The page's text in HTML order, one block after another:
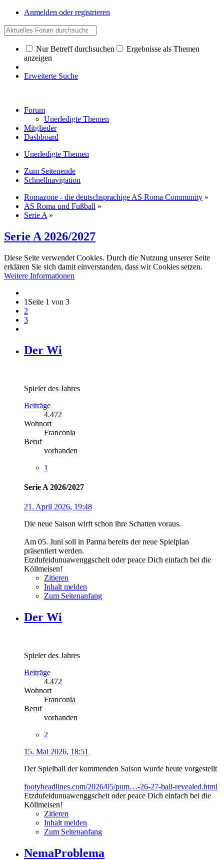
Anmelden oder registrieren
Nur Betreff durchsuchen
Ergebnisse als Themen
anzeigen
Erweiterte Suche
Forum
Unerledigte Themen
Mitglieder
Dashboard
Unerledigte Themen
Zum Seitenende
Schnellnavigation
Romazone - die deutschsprachige AS Roma Community »
AS Roma und Fußball »
Serie A »
Serie A 2026/2027
Diese Seite verwendet Cookies. Durch die Nutzung unserer Seite
erklären Sie sich damit einverstanden, dass wir Cookies setzen.
Weitere Informationen
1 Seite 1 von 3
2
3
Der Wi
Spieler des Jahres
Beiträge
4.472
Wohnort
Franconia
Beruf
vorhanden
1
Serie A 2026/2027
21. April 2026, 19:48
Die neue Saison wirft schon ihre Schatten voraus.
Am 05. Juni soll in Parma bereits der neue Spielplan
präsentiert werden.
Etzdufeidunuawenggscheit oder peace Dich einfach bei die
Köllmeisen!
Zitieren
Inhalt melden
Zum Seitenanfang
Der Wi
Spieler des Jahres
Beiträge
4.472
Wohnort
Franconia
Beruf
vorhanden
2
15. Mai 2026, 18:51
Der Spielball der kommenden Saison wurde heute vorgestellt
footyheadlines.com/2026/05/pum…-26-27-ball-revealed.html
Etzdufeidunuawenggscheit oder peace Dich einfach bei die
Köllmeisen!
Zitieren
Inhalt melden
Zum Seitenanfang
NemaProblema